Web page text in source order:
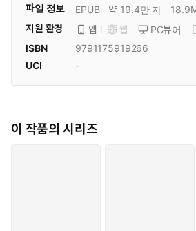
파일 정보
EPUB 약 19.4만 자
지원 환경
앱 웹 PC뷰어
ISBN
9791175919266
UCI
-
이 작품의 시리즈